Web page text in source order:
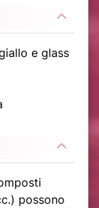
e glass
possono